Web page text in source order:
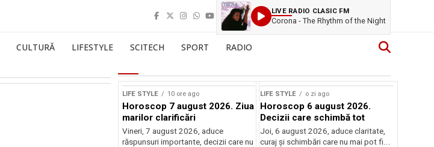
LIVE RADIO CLASIC FM
Corona - The Rhythm of the Night
CULTURĂ LIFESTYLE SCITECH SPORT RADIO
LIFE STYLE 10 ore ago
Horoscop 7 august 2026. Ziua
marilor clarificări
Vineri, 7 august 2026, aduce
răspunsuri importante, decizii care nu
LIFE STYLE o zi ago
Horoscop 6 august 2026.
Decizii care schimbă tot
Joi, 6 august 2026, aduce claritate,
curaj și schimbări care nu mai pot fi...